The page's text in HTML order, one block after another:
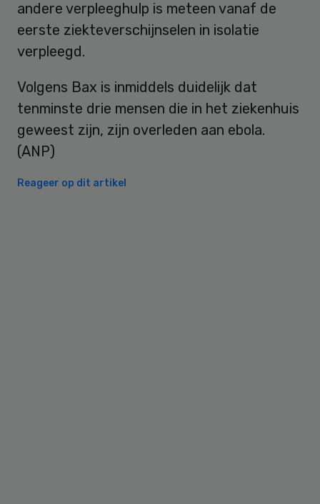
andere verpleeghulp is meteen vanaf de
eerste ziekteverschijnselen in isolatie
verpleegd.
Volgens Bax is inmiddels duidelijk dat
tenminste drie mensen die in het ziekenhuis
geweest zijn, zijn overleden aan ebola.
(ANP)
Reageer op dit artikel